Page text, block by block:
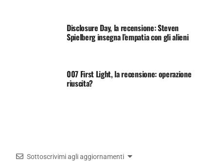
Disclosure Day, la recensione: Steven
Spielberg insegna l’empatia con gli alieni
007 First Light, la recensione: operazione
riuscita?
Sottoscrivimi agli aggiornamenti